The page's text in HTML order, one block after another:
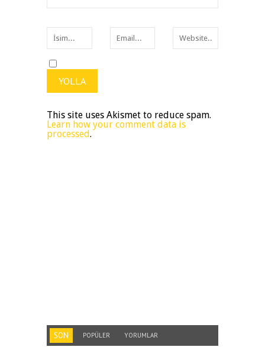
This site uses Akismet to reduce spam.
Learn how your comment data is
processed.
SON POPÜLER YORUMLAR